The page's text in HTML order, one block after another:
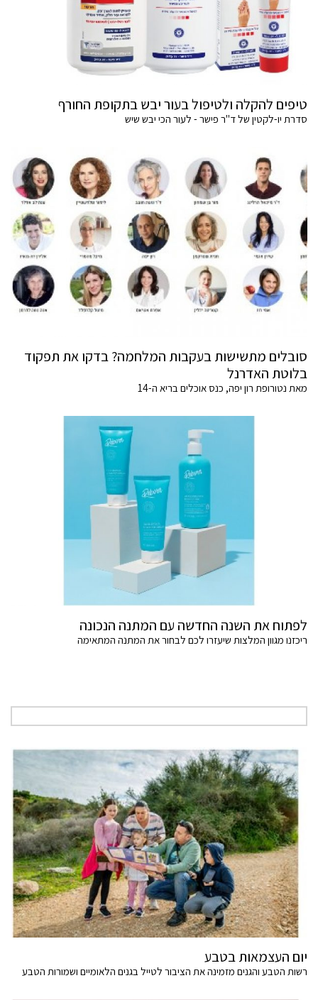
טיפים להקלה ולטיפול בעור יבש בתקופת החורף
סדרת יו-לקטין של ד"ר פישר - לעור הכי יבש שיש
סובלים מתשישות בעקבות המלחמה? בדקו את תפקוד
בלוטת האדרנל
מאת נטורופת רון יפה, כנס אוכלים בריא ה-14
לפתוח את השנה החדשה עם המתנה הנכונה
ריכזנו מגוון המלצות שיעזרו לכם לבחור את המתנה המתאימה
יום העצמאות בטבע
רשות הטבע והגנים מזמינה את הציבור לטייל בגנים הלאומיים ושמורות הטבע